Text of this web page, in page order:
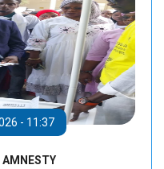
- 11:37
AMNESTY